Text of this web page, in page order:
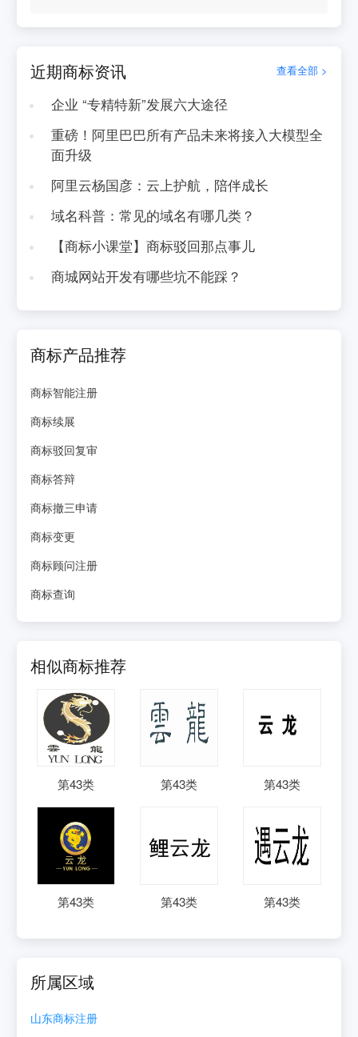
近期商标资讯 查看全部 >
企业 “专精特新”发展六大途径
重磅！阿里巴巴所有产品未来将接入大模型全
面升级
阿里云杨国彦：云上护航，陪伴成长
域名科普：常见的域名有哪几类？
【商标小课堂】商标驳回那点事儿
商城网站开发有哪些坑不能踩？
商标产品推荐
商标智能注册
商标续展
商标驳回复审
商标答辩
商标撤三申请
商标变更
商标顾问注册
商标查询
相似商标推荐
第43类 第43类 第43类
第43类 第43类 第43类
所属区域
山东商标注册